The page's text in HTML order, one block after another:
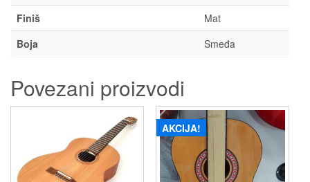
Finiš
Mat
Boja
Smeđa
Povezani proizvodi
AKCIJA!